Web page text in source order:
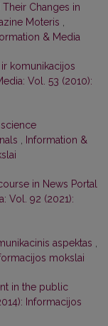
Changes in
Moteris
& Media
komunikacijos
Vol. 53 (2010):
Information &
in News Portal
Vol. 92 (2021):
aspektas
mokslai
in the public
Informacijos